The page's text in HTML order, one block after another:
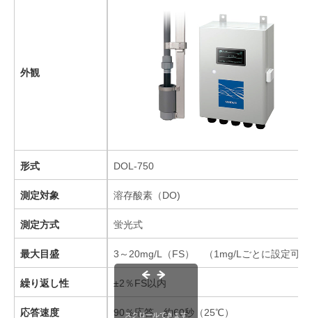
外観
形式 DOL-750
測定対象 溶存酸素（DO)
測定方式 蛍光式
最大目盛 3～20mg/L（FS） （1mg/Lごとに設定可能
繰り返し性 ±2％FS以内
応答速度 90％応答 約60秒（25℃）
スクロールできます